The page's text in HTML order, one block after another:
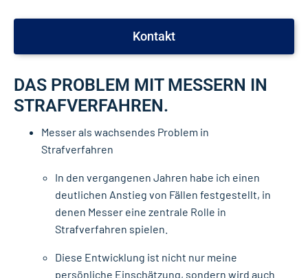
Kontakt
DAS PROBLEM MIT MESSERN IN
STRAFVERFAHREN.
Messer als wachsendes Problem in
Strafverfahren
In den vergangenen Jahren habe ich einen
deutlichen Anstieg von Fällen festgestellt, in
denen Messer eine zentrale Rolle in
Strafverfahren spielen.
Diese Entwicklung ist nicht nur meine
persönliche Einschätzung, sondern wird auch